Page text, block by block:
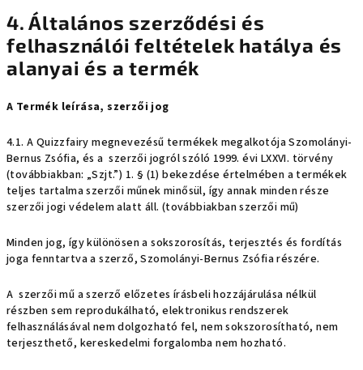
4. Általános szerződési és
felhasználói feltételek hatálya és
alanyai és a termék
A Termék leírása, szerzői jog
4.1. A Quizzfairy megnevezésű termékek megalkotója Szomolányi-
Bernus Zsófia, és a szerzői jogról szóló 1999. évi LXXVI. törvény
(továbbiakban: „Szjt.”) 1. § (1) bekezdése értelmében a termékek
teljes tartalma szerzői műnek minősül, így annak minden része
szerzői jogi védelem alatt áll. (továbbiakban szerzői mű)
Minden jog, így különösen a sokszorosítás, terjesztés és fordítás
joga fenntartva a szerző, Szomolányi-Bernus Zsófia részére.
A szerzői mű a szerző előzetes írásbeli hozzájárulása nélkül
részben sem reprodukálható, elektronikus rendszerek
felhasználásával nem dolgozható fel, nem sokszorosítható, nem
terjeszthető, kereskedelmi forgalomba nem hozható.